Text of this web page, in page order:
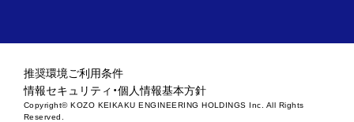
推奨環境ご利用条件
情報セキュリティ・個人情報基本方針
Copyright© KOZO KEIKAKU ENGINEERING HOLDINGS Inc. All Rights
Reserved.